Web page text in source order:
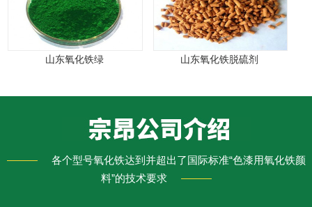
山东氧化铁绿 山东氧化铁脱硫剂
各个型号氧化铁达到并超出了国际标准“色漆用氧化铁颜
料”的技术要求